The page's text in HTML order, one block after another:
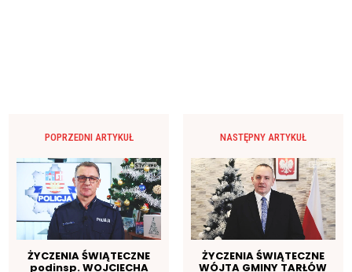
POPRZEDNI ARTYKUŁ
ŻYCZENIA ŚWIĄTECZNE
podinsp. WOJCIECHA
NASTĘPNY ARTYKUŁ
ŻYCZENIA ŚWIĄTECZNE
WÓJTA GMINY TARŁÓW